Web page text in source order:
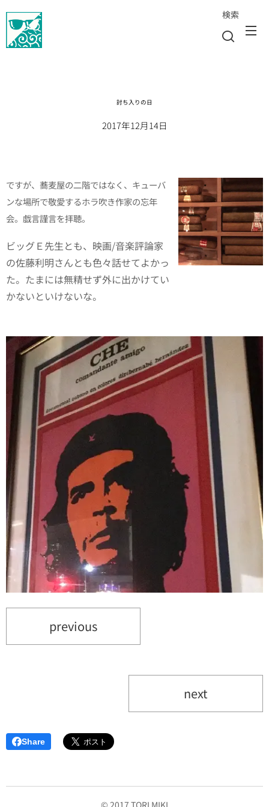
検索
討ち入りの日
2017年12月14日
ですが、蕎麦屋の二階ではなく、キューバ
ンな場所で敬愛するホラ吹き作家の忘年
会。戯言謹言を拝聴。
ビッグＥ先生とも、映画/音楽評論家
の佐藤利明さんとも色々話せてよかっ
た。たまには無精せず外に出かけてい
かないといけないな。
previous
next
Share